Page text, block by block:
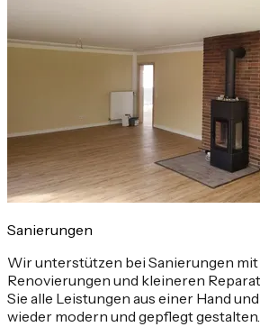
Sanierungen
Wir unterstützen bei Sanierungen mit
Renovierungen und kleineren
Sie alle Leistungen aus einer Hand
wieder modern und gepflegt gestalten.